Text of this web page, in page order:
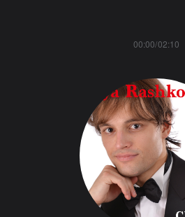
00:00/02:10